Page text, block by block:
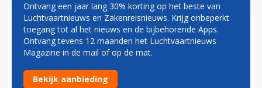
PILOTENVAKBOND DOET
VOORSTELLEN AAN
LUFTHANSA
Ontvang een jaar lang 30% korting op het beste van
Luchtvaartnieuws en Zakenreisnieuws. Krijg onbeperkt
toegang tot al het nieuws en de bijbehorende Apps.
Ontvang tevens 12 maanden het Luchtvaartnieuws
Magazine in de mail of op de mat.
Bekijk aanbieding